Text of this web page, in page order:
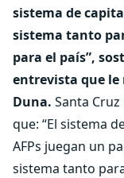
sistema de
sistema tanto
para el país”,
entrevista que le
Duna. Santa
que: “El sistema
AFPs juegan un
sistema tanto